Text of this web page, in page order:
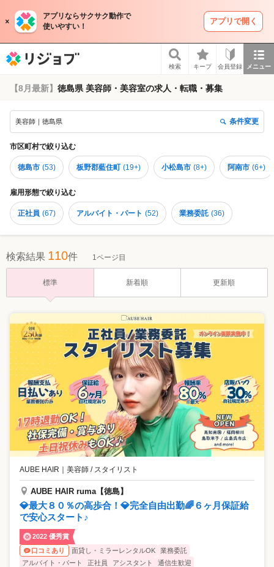
アプリならサクサク動作で
使いやすい！
アプリで開く
検索 キープ 会員登録 メニュー
【8月最新】 徳島県 美容師・美容室の求人・転職・募集
美容師｜徳島県 条件変更
市区町村で絞り込む
徳島市 (53) 板野郡藍住町 (19+) 小松島市 (8+) 阿南市 (6+)
雇用形態で絞り込む
正社員 (67) アルバイト・パート (52) 業務委託 (36)
検索結果 110件 1ページ目
標準 新着順 更新順
AUBE HAIR 美容師 / スタイリスト
AUBE HAIR ruma【徳島】
💎最大８０％の高歩合！💎完全自由出勤🌈６ヶ月保証給
で安心スタート♪
2022 優秀賞
口コミあり
面貸し・ミラーレンタルOK
業務委託
アルバイト・パート
正社員 アシスタント 通信生歓迎